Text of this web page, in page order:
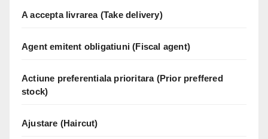
A accepta livrarea (Take delivery)
Agent emitent obligatiuni (Fiscal agent)
Actiune preferentiala prioritara (Prior preffered
stock)
Ajustare (Haircut)